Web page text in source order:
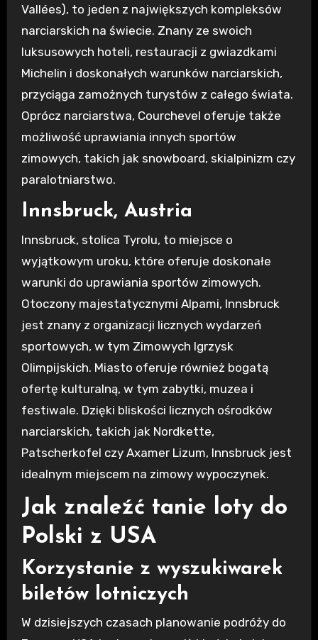
Vallées), to jeden z największych kompleksów
narciarskich na świecie. Znany ze swoich
luksusowych hoteli, restauracji z gwiazdkami
Michelin i doskonałych warunków narciarskich,
przyciąga zamożnych turystów z całego świata.
Oprócz narciarstwa, Courchevel oferuje także
możliwość uprawiania innych sportów
zimowych, takich jak snowboard, skialpinizm czy
paralotniarstwo.
Innsbruck, Austria
Innsbruck, stolica Tyrolu, to miejsce o
wyjątkowym uroku, które oferuje doskonałe
warunki do uprawiania sportów zimowych.
Otoczony majestatycznymi Alpami, Innsbruck
jest znany z organizacji licznych wydarzeń
sportowych, w tym Zimowych Igrzysk
Olimpijskich. Miasto oferuje również bogatą
ofertę kulturalną, w tym zabytki, muzea i
festiwale. Dzięki bliskości licznych ośrodków
narciarskich, takich jak Nordkette,
Patscherkofel czy Axamer Lizum, Innsbruck jest
idealnym miejscem na zimowy wypoczynek.
Jak znaleźć tanie loty do
Polski z USA
Korzystanie z wyszukiwarek
biletów lotniczych
W dzisiejszych czasach planowanie podróży do